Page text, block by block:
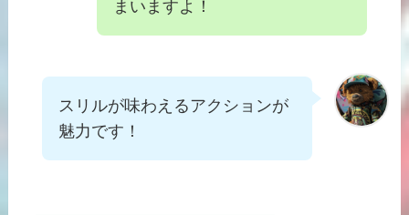
まいますよ！
スリルが味わえるアクションが
魅力です！